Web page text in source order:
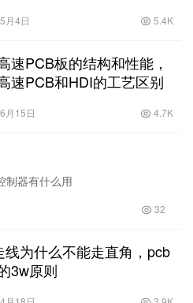
月4日 5.4K
速PCB板的结构和性能，
速PCB和HDI的工艺区别
月15日 4.7K
制器有什么用
32
线为什么不能走直角，pcb
3w原则